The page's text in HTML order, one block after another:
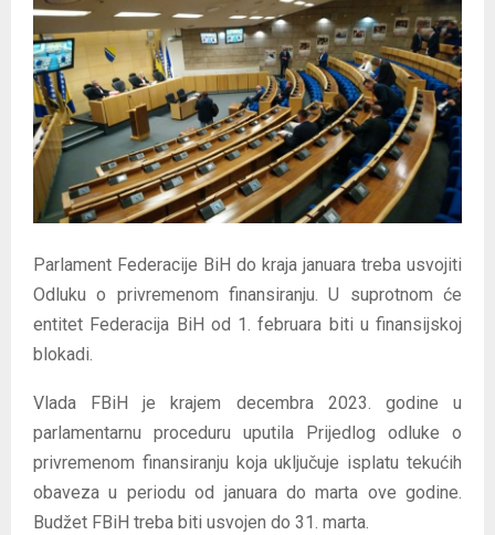
M
E
N
U
Parlament Federacije BiH do kraja januara treba usvojiti
Odluku o privremenom finansiranju. U suprotnom će
entitet Federacija BiH od 1. februara biti u finansijskoj
blokadi.
Vlada FBiH je krajem decembra 2023. godine u
parlamentarnu proceduru uputila Prijedlog odluke o
privremenom finansiranju koja uključuje isplatu tekućih
obaveza u periodu od januara do marta ove godine.
Budžet FBiH treba biti usvojen do 31. marta.